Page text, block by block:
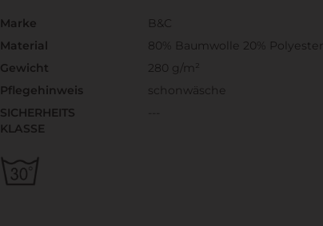
Marke
B&C
Material
80% Baumwolle 20% Polyester
Gewicht
280 g/m²
Pflegehinweis
schonwäsche
SICHERHEITS
KLASSE